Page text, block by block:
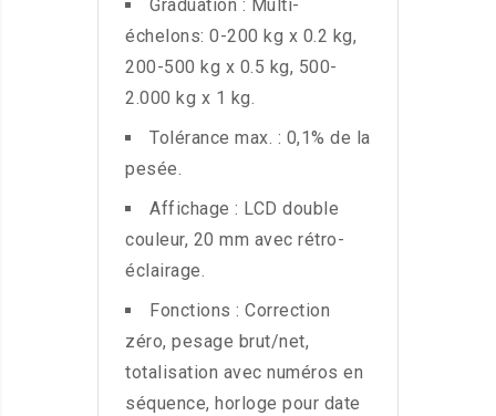
Graduation : Multi-
échelons: 0-200 kg x 0.2 kg,
200-500 kg x 0.5 kg, 500-
2.000 kg x 1 kg.
Tolérance max. : 0,1% de la
pesée.
Affichage : LCD double
couleur, 20 mm avec rétro-
éclairage.
Fonctions : Correction
zéro, pesage brut/net,
totalisation avec numéros en
séquence, horloge pour date